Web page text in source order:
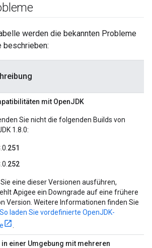
werden die bekannten Probleme
beschrieben:
mit OpenJDK
Sie nicht die folgenden Builds von
1.8.0:
251
252
eine dieser Versionen ausführen,
Apigee ein Downgrade auf eine frühere
Version. Weitere Informationen finden Sie
So laden Sie vordefinierte OpenJDK-
in einer Umgebung mit mehreren